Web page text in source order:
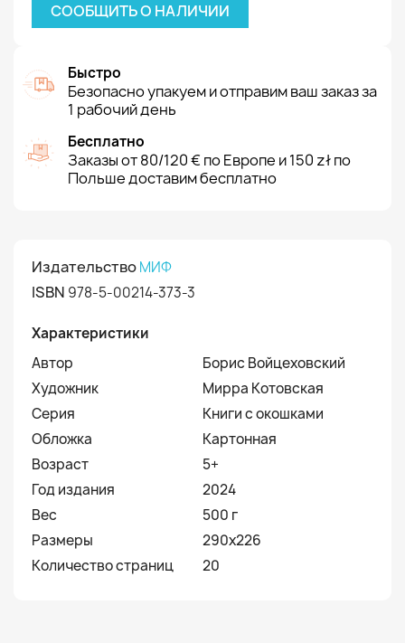
СООБЩИТЬ О НАЛИЧИИ
Быстро
Безопасно упакуем и отправим ваш заказ за
1 рабочий день
Бесплатно
Заказы от 80/120 € по Европе и 150 zł по
Польше доставим бесплатно
ИздательствоМИФ
ISBN 978-5-00214-373-3
Характеристики
Автор
Борис Войцеховский
Художник
Мирра Котовская
Серия
Книги с окошками
Обложка
Картонная
Возраст
5+
Год издания
2024
Вес
500 г
Размеры
290х226
Количество страниц
20